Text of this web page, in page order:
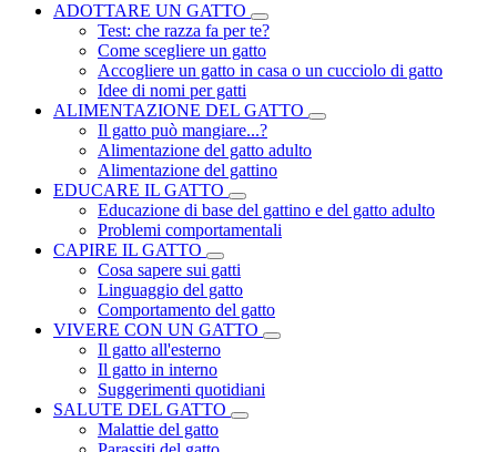
ADOTTARE UN GATTO
Test: che razza fa per te?
Come scegliere un gatto
Accogliere un gatto in casa o un cucciolo di gatto
Idee di nomi per gatti
ALIMENTAZIONE DEL GATTO
Il gatto può mangiare...?
Alimentazione del gatto adulto
Alimentazione del gattino
EDUCARE IL GATTO
Educazione di base del gattino e del gatto adulto
Problemi comportamentali
CAPIRE IL GATTO
Cosa sapere sui gatti
Linguaggio del gatto
Comportamento del gatto
VIVERE CON UN GATTO
Il gatto all'esterno
Il gatto in interno
Suggerimenti quotidiani
SALUTE DEL GATTO
Malattie del gatto